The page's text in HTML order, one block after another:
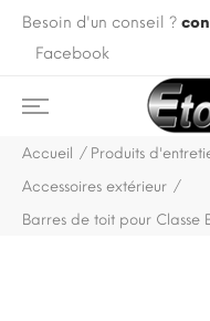
Besoin d'un conseil ?
Facebook
Accueil
Produits
Accessoires extérieur
Barres de toit pour Classe